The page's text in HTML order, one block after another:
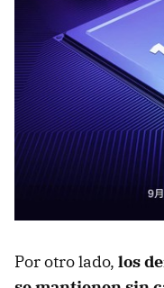
Por otro lado, los